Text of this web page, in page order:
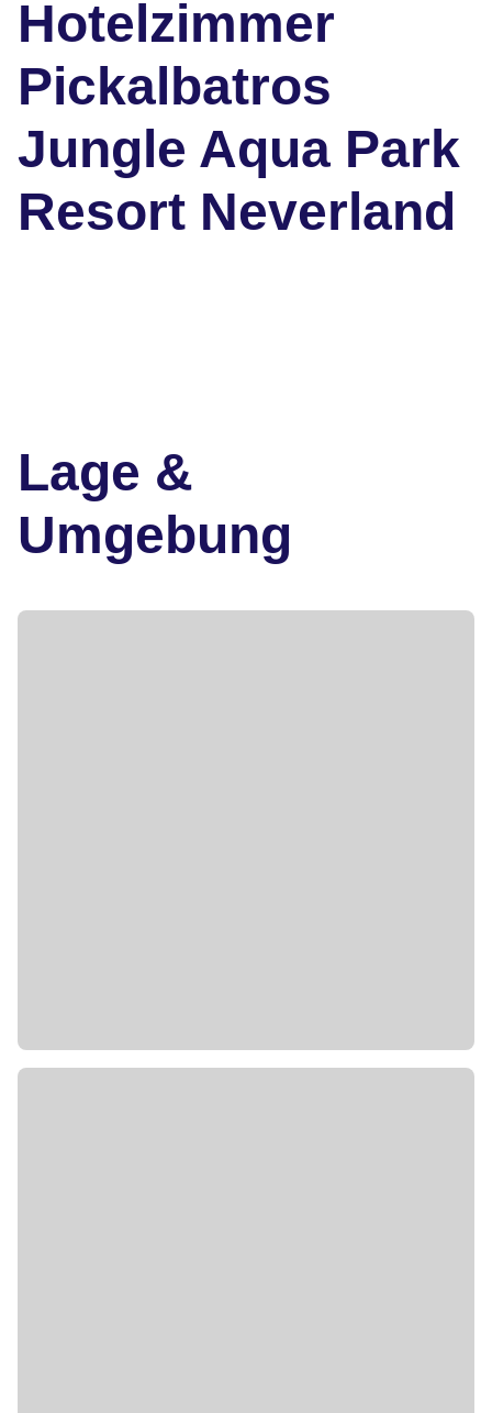
Hotelzimmer
Pickalbatros
Jungle Aqua Park
Resort Neverland
Lage &
Umgebung